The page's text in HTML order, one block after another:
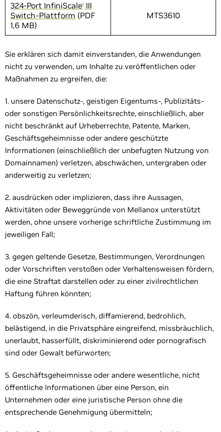
324-Port InfiniScale®
III
Switch-Plattform (PDF
1,6 MB)
MTS3610
Sie erklären sich damit einverstanden, die Anwendungen
nicht zu verwenden, um Inhalte zu veröffentlichen oder
Maßnahmen zu ergreifen, die:
1. unsere Datenschutz-, geistigen Eigentums-, Publizitäts-
oder sonstigen Persönlichkeitsrechte, einschließlich, aber
nicht beschränkt auf Urheberrechte, Patente, Marken,
Geschäftsgeheimnisse oder andere geschützte
Informationen (einschließlich der unbefugten Nutzung von
Domainnamen) verletzen, abschwächen, untergraben oder
anderweitig zu verletzen;
2. ausdrücken oder implizieren, dass ihre Aussagen,
Aktivitäten oder Beweggründe von Mellanox unterstützt
werden, ohne unsere vorherige schriftliche Zustimmung im
jeweiligen Fall;
3. gegen geltende Gesetze, Bestimmungen, Verordnungen
oder Vorschriften verstoßen oder Verhaltensweisen fördern,
die eine Straftat darstellen oder zu einer zivilrechtlichen
Haftung führen könnten;
4. obszön, verleumderisch, diffamierend, bedrohlich,
belästigend, in die Privatsphäre eingreifend, missbräuchlich,
unerlaubt, hasserfüllt, diskriminierend oder pornografisch
sind oder Gewalt befürworten;
5. Geschäftsgeheimnisse oder andere wesentliche, nicht
öffentliche Informationen über eine Person, ein
Unternehmen oder eine juristische Person ohne die
entsprechende Genehmigung übermitteln;